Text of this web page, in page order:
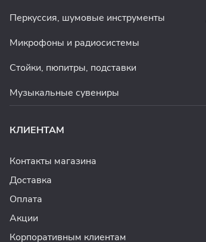
Перкуссия, шумовые инструменты
Микрофоны и радиосистемы
Стойки, пюпитры, подставки
Музыкальные сувениры
КЛИЕНТАМ
Контакты магазина
Доставка
Оплата
Акции
Корпоративным клиентам